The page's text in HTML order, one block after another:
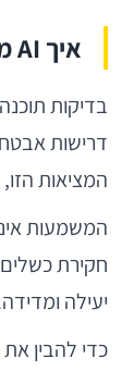
איך AI משנה את ה־QA באפליקציות מובייל: מאוטומציה חכמה ועד קבלת החלטות טובה יותר
בדיקות
המציאות הזו, AI מתחיל לשנות לא רק את האופן שבו בודקים אפליקציות, אלא גם את הדרך שבה ארגונים חושבים על איכות.
חקירת
יעילה